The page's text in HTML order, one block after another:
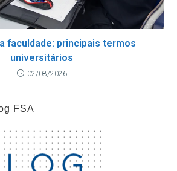
faculdade: principais termos
universitários
02/08/2026
FSA